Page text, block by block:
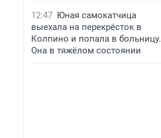
12:47 Юная самокатчица
выехала на перекрёсток в
Колпино и попала в больницу.
Она в тяжёлом состоянии